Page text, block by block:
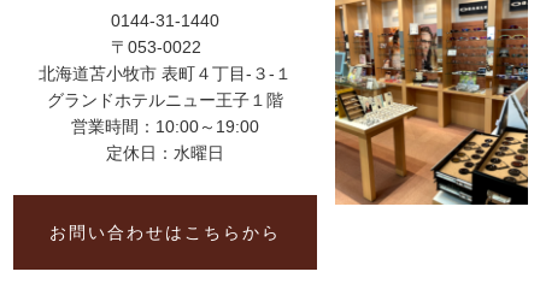
0144-31-1440
〒053-0022
北海道苫小牧市 表町４丁目-３-１
グランドホテルニュー王子１階
営業時間：10:00～19:00
定休日：水曜日
お問い合わせはこちらから